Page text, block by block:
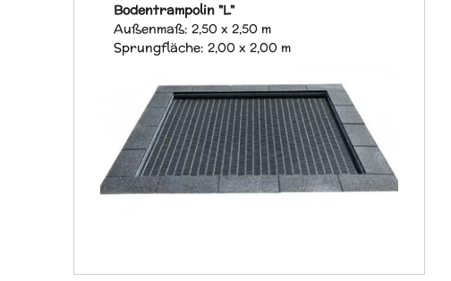
Bodentrampolin "L"
Außenmaß: 2,50 x 2,50 m
Sprungfläche: 2,00 x 2,00 m